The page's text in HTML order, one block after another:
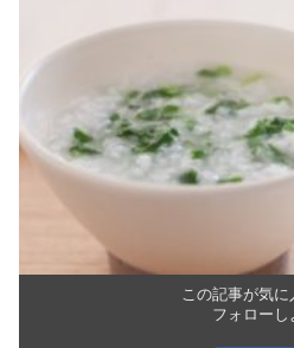
この記事が気に
フォローし